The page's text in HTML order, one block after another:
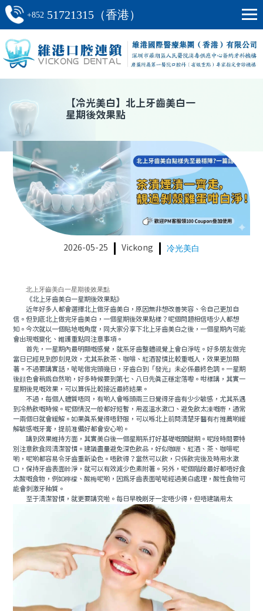
+852 51721315（香港）
【冷光美白】 北上牙齒美白一
星期後效果點
2026-05-25 Vickong 冷光美白
北上牙齒美白一星期後效果點
《北上牙齒美白一星期後效果點》
近年好多人都會選擇北上做牙齒美白，原因無非想改善笑容、令自己更加自
信。但到底北上做完牙齒美白，一個星期後效果點樣？呢個問題相信唔少人都想
知。今次就以一個貼地嘅角度，同大家分享下北上牙齒美白之後，一個星期內可能
會出現嘅變化、維護重點同注意事項。
首先，一星期內最明顯嘅感覺，就系牙齒整體視覺上會白淨咗。好多朋友做完
當日已經見到即刻見效，尤其系飲茶、咖啡、紅酒習慣比較重嘅人，效果更加顯
著。不過要講實話，啱啱做完頭幾日，牙齒白到「發光」未必係最終色調。一星期
後顔色會稍爲自然啲，好多時候要到第七、八日先真正穩定落嚟。咁樣講，其實一
星期後見嘅效果，可以算係比較接近最終結果。
不過，每個人體質唔同，有啲人會喺頭兩三日覺得牙齒有少少敏感，尤其系遇
到冷熱飲嘅時候。呢個情況一般都好短暫，用返溫水漱口、避免飲太凍嘅嘢，通常
一兩個日就會緩解。如果真系覺得唔舒服，可以喺北上前問清楚牙醫有冇推薦啲緩
解敏感嘅牙膏，提前准備好都會安心啲。
講到效果維持方面，其實美白後一個星期系打好基礎嘅關鍵期。呢段時間要特
別注意飲食同清潔習慣。建議盡量避免深色飲品，好似咖喱、紅酒、茶、咖啡呢
啲，呢啲都容易令牙齒重新染色。唔飲得？當然可以飲，只係飲完後及時用水漱
口，保持牙齒表面幹淨，就可以有效減少色素附著。另外，呢個階段最好都唔好食
太酸嘅食物，例如檸檬、酸梅呢啲，因爲牙齒表面啱啱經過美白處理，酸性食物可
能會刺激牙釉質。
至于清潔習慣，就更要講究啦。每日早晚刷牙一定唔少得，但唔建議用太